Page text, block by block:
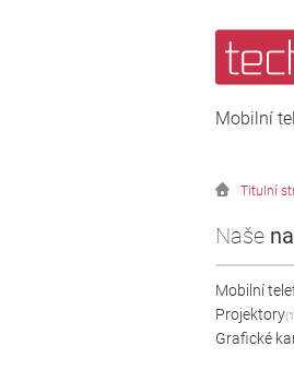
Mobilní
Titulní
Naše
Mobilní
Projektory
Grafické